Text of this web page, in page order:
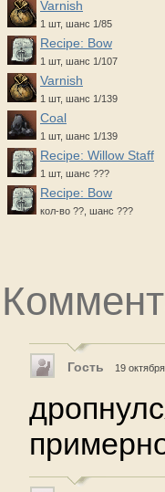
Varnish
1 шт, шанс 1/85
Recipe: Bow
1 шт, шанс 1/107
Varnish
1 шт, шанс 1/139
Coal
1 шт, шанс 1/139
Recipe: Willow Staff
1 шт, шанс ???
Recipe: Bow
кол-во ??, шанс ???
Гость 19